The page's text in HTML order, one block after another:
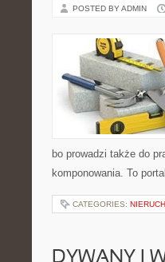
POSTED BY ADMIN
bo prowadzi także do
komponowania. To
CATEGORIES:
DYWANY I